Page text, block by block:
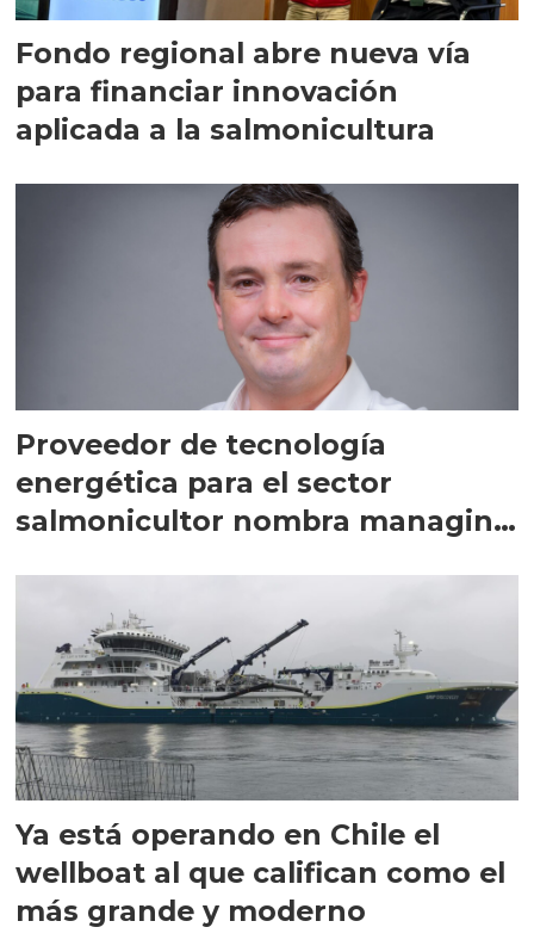
Fondo regional abre nueva vía
para financiar innovación
aplicada a la salmonicultura
Proveedor de tecnología
energética para el sector
salmonicultor nombra managing
Ya está operando en Chile el
wellboat al que califican como el
más grande y moderno